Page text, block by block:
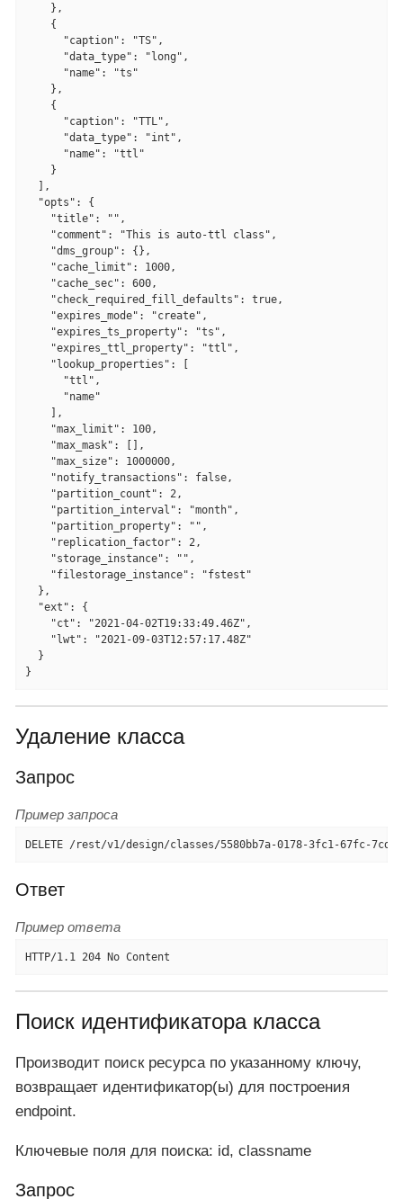
    },
    {
      "caption": "TS",
      "data_type": "long",
      "name": "ts"
    },
    {
      "caption": "TTL",
      "data_type": "int",
      "name": "ttl"
    }
  ],
  "opts": {
    "title": "",
    "comment": "This is auto-ttl class",
    "dms_group": {},
    "cache_limit": 1000,
    "cache_sec": 600,
    "check_required_fill_defaults": true,
    "expires_mode": "create",
    "expires_ts_property": "ts",
    "expires_ttl_property": "ttl",
    "lookup_properties": [
      "ttl",
      "name"
    ],
    "max_limit": 100,
    "max_mask": [],
    "max_size": 1000000,
    "notify_transactions": false,
    "partition_count": 2,
    "partition_interval": "month",
    "partition_property": "",
    "replication_factor": 2,
    "storage_instance": "",
    "filestorage_instance": "fstest"
  },
  "ext": {
    "ct": "2021-04-02T19:33:49.46Z",
    "lwt": "2021-09-03T12:57:17.48Z"
  }
}
Удаление класса
Запрос
Пример запроса
DELETE /rest/v1/design/classes/5580bb7a-0178-3fc1-67fc-
Ответ
Пример ответа
HTTP/1.1 204 No Content
Поиск идентификатора класса
Производит поиск ресурса по указанному ключу,
возвращает идентификатор(ы) для построения
endpoint.
Ключевые поля для поиска: id, classname
Запрос